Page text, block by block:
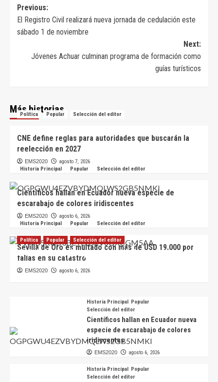
Navegación
de
Previous:
El Registro Civil realizará nueva jornada de cedulación este
sábado 1 de noviembre
Next:
Jóvenes Achuar culminan programa de formación como
guías turísticos
Más historias
Política Popular Selección del editor
CNE define reglas para autoridades que buscarán la
reelección en 2027
EMS2020
agosto 7, 2026
Historia Principal
Popular Selección del editor
Científicos hallan en Ecuador nueva especie de
escarabajo de colores iridiscentes
EMS2020
agosto 6, 2026
Historia Principal
Popular Selección del editor
Sevilla de Oro es multado con más de USD 19.000 por
fallas en su catastro
EMS2020 agosto 6, 2026
Política Popular Selección del editor
CNE define reglas para autoridades que buscarán
la reelección en 2027
Historia Principal
Popular
Selección del editor
Científicos hallan en Ecuador nueva
especie de escarabajo de colores
iridiscentes
EMS2020 agosto 6, 2026
Historia Principal
Popular
Selección del editor